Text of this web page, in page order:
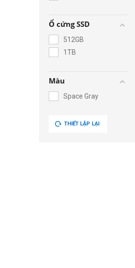
Ổ cứng SSD
512GB
1TB
Màu
Space Gray
THIẾT LẬP LẠI